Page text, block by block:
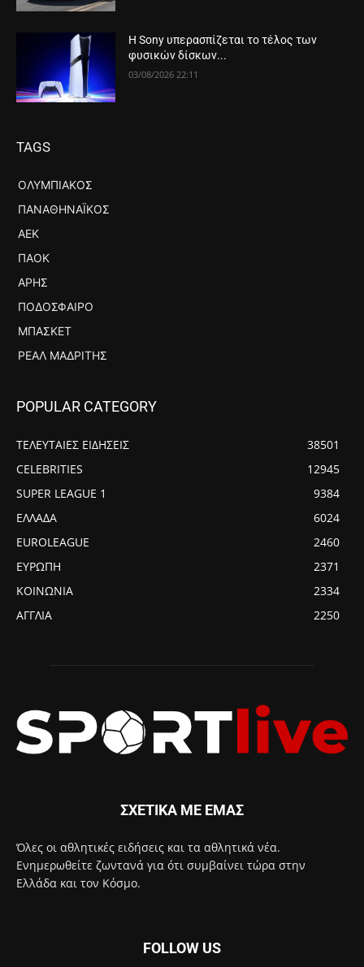
Η Sony υπερασπίζεται το τέλος των
φυσικών δίσκων...
03/08/2026 22:11
TAGS
ΟΛΥΜΠΙΑΚΌΣ
ΠΑΝΑΘΗΝΑΪΚΌΣ
ΑΕΚ
ΠΑΟΚ
ΆΡΗΣ
ΠΟΔΌΣΦΑΙΡΟ
ΜΠΆΣΚΕΤ
ΡΕΆΛ ΜΑΔΡΊΤΗΣ
POPULAR CATEGORY
ΤΕΛΕΥΤΑΙΕΣ ΕΙΔΗΣΕΙΣ
38501
CELEBRITIES
12945
SUPER LEAGUE 1
9384
ΕΛΛΑΔΑ
6024
EUROLEAGUE
2460
ΕΥΡΩΠΗ
2371
ΚΟΙΝΩΝΙΑ
2334
ΑΓΓΛΙΑ
2250
ΣΧΕΤΙΚΑ ΜΕ ΕΜΑΣ
Όλες οι αθλητικές ειδήσεις και τα αθλητικά νέα.
Ενημερωθείτε ζωντανά για ότι συμβαίνει τώρα στην
Ελλάδα και τον Κόσμο.
FOLLOW US